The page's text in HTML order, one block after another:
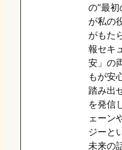
n
の”最初
が私の
がもた
報セキ
安」の
もが安
踏み出
を発信
ェーン
ジーと
未来の